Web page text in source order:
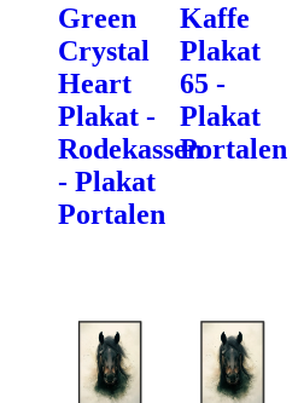
Green
Crystal
Heart
Plakat -
Rodekassen
- Plakat
Portalen
Kaffe
Plakat
65 -
Plakat
Portalen